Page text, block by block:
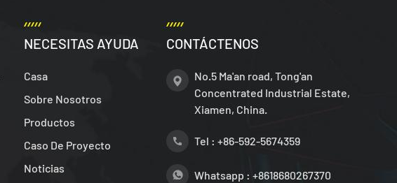
NECESITAS AYUDA
Casa
Sobre Nosotros
Productos
Caso De Proyecto
Noticias
CONTÁCTENOS
No.5 Ma'an road, Tong'an
Concentrated Industrial Estate,
Xiamen, China.
Tel : +86-592-5674359
Whatsapp : +8618680267370